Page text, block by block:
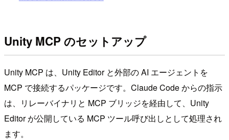
Unity MCP のセットアップ
Unity MCP は、Unity Editor と外部の AI エージェントを
MCP で接続するパッケージです。Claude Code からの指示
は、リレーバイナリと MCP ブリッジを経由して、Unity
Editor が公開している MCP ツール呼び出しとして処理され
ます。